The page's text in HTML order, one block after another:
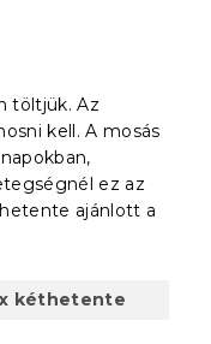
töltjük. Az
kell. A mosás
ez az
ajánlott a
kéthetente